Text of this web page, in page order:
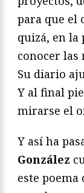
para que el
quizá, en la
conocer las
Su diario
Y al final
mirarse el
Y así ha
González
este